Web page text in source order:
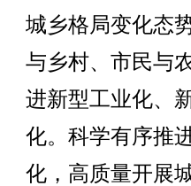
城乡格局变化态
与乡村、市民与
进新型工业化、
化。科学有序推
化，高质量开展